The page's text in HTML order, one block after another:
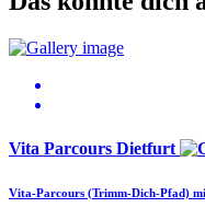
Vita Parcours Dietfurt
Vita-Parcours (Trimm-Dich-Pfad)